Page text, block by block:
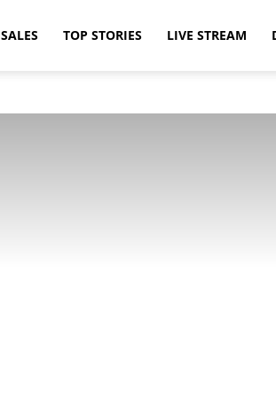
SALES TOP STORIES LIVE STREAM